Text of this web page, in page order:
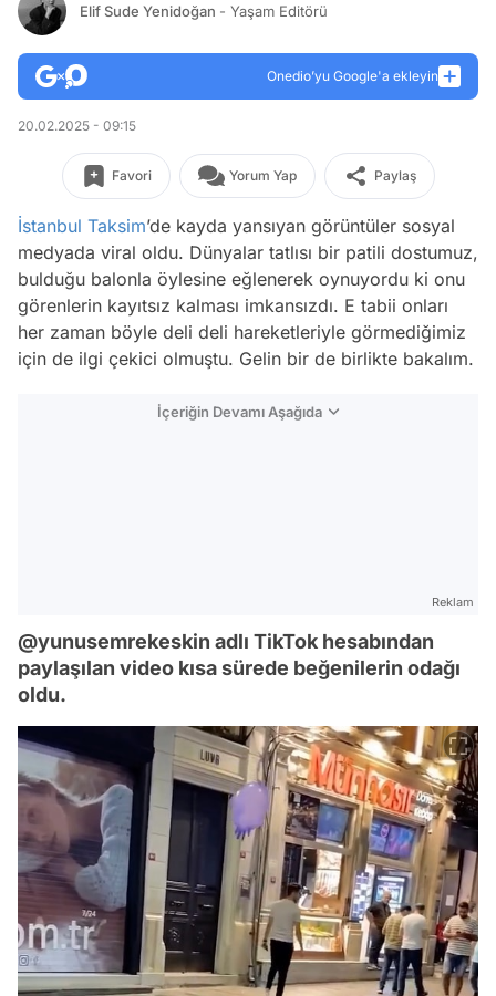
Elif Sude Yenidoğan - Yaşam Editörü
Onedio’yu Google'a ekleyin
20.02.2025 - 09:15
Favori Yorum Yap Paylaş
İstanbul Taksim’de kayda yansıyan görüntüler sosyal
medyada viral oldu. Dünyalar tatlısı bir patili dostumuz,
bulduğu balonla öylesine eğlenerek oynuyordu ki onu
görenlerin kayıtsız kalması imkansızdı. E tabii onları
her zaman böyle deli deli hareketleriyle görmediğimiz
için de ilgi çekici olmuştu. Gelin bir de birlikte bakalım.
İçeriğin Devamı Aşağıda
Reklam
@yunusemrekeskin adlı TikTok hesabından
paylaşılan video kısa sürede beğenilerin odağı
oldu.